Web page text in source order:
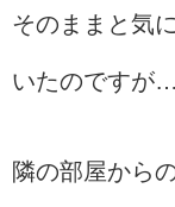
そのままと気
いたのですが…
隣の部屋から